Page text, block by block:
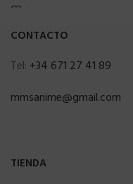
CONTACTO
Tel: +34 671 27 41 89
mmsanime@gmail.com
TIENDA